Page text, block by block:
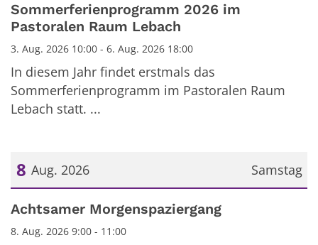
Sommerferienprogramm 2026 im
Pastoralen Raum Lebach
3. Aug. 2026 10:00 - 6. Aug. 2026 18:00
In diesem Jahr findet erstmals das
Sommerferienprogramm im Pastoralen Raum
Lebach statt. ...
Samstag
8 Aug. 2026
Datum: 8. August 2026
Achtsamer Morgenspaziergang
8. Aug. 2026 9:00 - 11:00